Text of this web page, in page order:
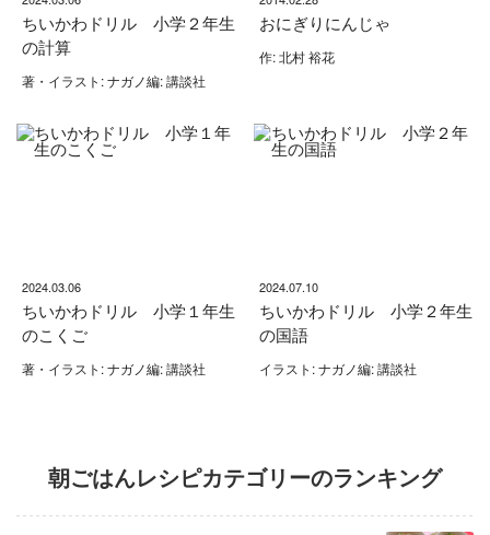
ちいかわドリル 小学２年生
の計算
著・イラスト: ナガノ編: 講談社
おにぎりにんじゃ
作: 北村 裕花
2024.03.06
ちいかわドリル 小学１年生
のこくご
著・イラスト: ナガノ編: 講談社
2024.07.10
ちいかわドリル 小学２年生
の国語
イラスト: ナガノ編: 講談社
朝ごはんレシピカテゴリーのランキング